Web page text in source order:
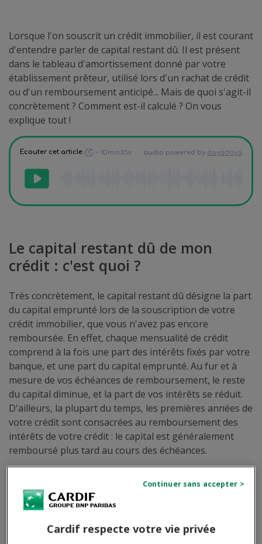
Lorsque l'on souscrit un crédit immobilier, il est courant
d'entendre parler de capital restant dû. Il est présent
dans le tableau d'amortissement donné par votre
établissement prêteur, utilisé lors d'un rachat de crédit
ou d'un remboursement anticipé... Mais de quoi s'agit-il
concrètement ? Comment est-il calculé ? On vous
explique tout !
Le capital restant dû de mon
crédit : c'est quoi ?
Très concrètement, le capital restant dû désigne la part
du capital emprunté lors de la souscription de votre
crédit immobilier, que vous n'avez pas encore
remboursée. En effet, chaque mensualité de crédit
comprend à la fois une part des intérêts fixés par votre
banque, et une part du capital emprunté. Au fur et à
mesure de vos échéances de remboursement, le reste
du capital diminue, et la part de vos intérêts se réduit.
D'ailleurs, la plupart du temps, les premières années de
votre crédit sont consacrées au remboursement des
intérêts de votre crédit : le capital est généralement
remboursé plus tard au cours des échéances.
que vous avez remboursé 30 000€ de capital après 5
ans,le capital restant dû
Cardif respecte votre vie privée